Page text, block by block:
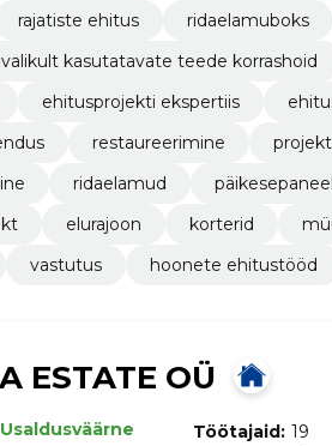
rajatiste ehitus ridaelamuboks
kasutatavate teede korrashoid
ehitusprojekti ekspertiis
restaureerimine
ridaelamud
elurajoon korterid
vastutus hoonete ehitustööd
ESTATE OÜ
Usaldusväärne
Töötajaid: 19